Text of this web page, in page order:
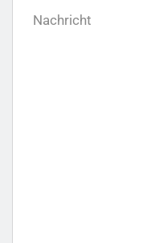
Nachricht